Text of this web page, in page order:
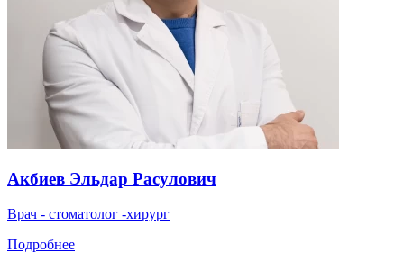
Акбиев Эльдар Расулович
Врач - стоматолог -хирург
Подробнее